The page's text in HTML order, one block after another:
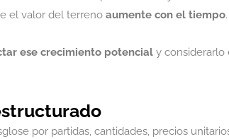
el valor del terreno aumente con el tiempo.
ese crecimiento potencial y considerarlo
por partidas, cantidades, precios